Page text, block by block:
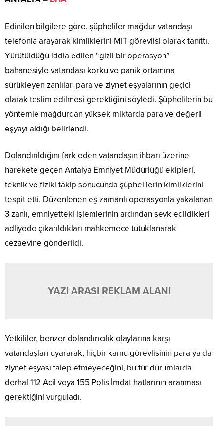
Edinilen bilgilere göre, şüpheliler mağdur vatandaşı
telefonla arayarak kimliklerini MİT görevlisi olarak tanıttı.
Yürütüldüğü iddia edilen “gizli bir operasyon”
bahanesiyle vatandaşı korku ve panik ortamına
sürükleyen zanlılar, para ve ziynet eşyalarının geçici
olarak teslim edilmesi gerektiğini söyledi. Şüphelilerin bu
yöntemle mağdurdan yüksek miktarda para ve değerli
eşyayı aldığı belirlendi.
Dolandırıldığını fark eden vatandaşın ihbarı üzerine
harekete geçen Antalya Emniyet Müdürlüğü ekipleri,
teknik ve fiziki takip sonucunda şüphelilerin kimliklerini
tespit etti. Düzenlenen eş zamanlı operasyonla yakalanan
3 zanlı, emniyetteki işlemlerinin ardından sevk edildikleri
adliyede çıkarıldıkları mahkemece tutuklanarak
cezaevine gönderildi.
YAZI ARASI REKLAM ALANI
Yetkililer, benzer dolandırıcılık olaylarına karşı
vatandaşları uyararak, hiçbir kamu görevlisinin para ya da
ziynet eşyası talep etmeyeceğini, bu tür durumlarda
derhal 112 Acil veya 155 Polis İmdat hatlarının aranması
gerektiğini vurguladı.